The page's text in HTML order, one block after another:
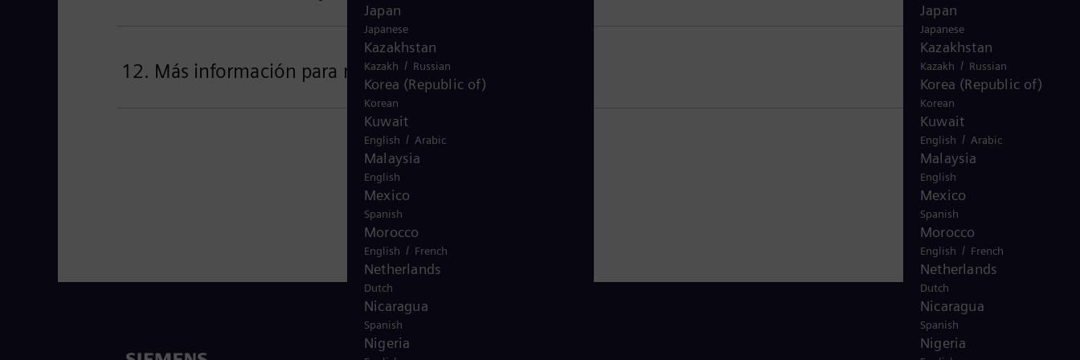
Japan
Japanese
Kazakhstan
Kazakh / Russian
Korea (Republic of)
Korean
Kuwait
English / Arabic
Malaysia
English
Mexico
Spanish
Morocco
English / French
Netherlands
Dutch
Nicaragua
Spanish
Nigeria
12. Más información para residentes de EE. UU.
Japan
Japanese
Kazakhstan
Kazakh / Russian
Korea (Republic of)
Korean
Kuwait
English / Arabic
Malaysia
English
Mexico
Spanish
Morocco
English / French
Netherlands
Dutch
Nicaragua
Spanish
Nigeria